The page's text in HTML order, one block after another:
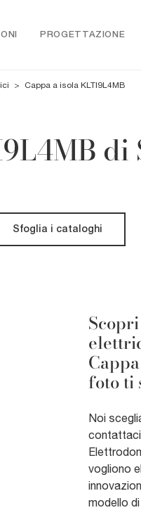
PROGETTAZIONE
> Cappa a isola KLTI9L4MB
di
Sfoglia i cataloghi
foto ti
Noi
vogliono
modello